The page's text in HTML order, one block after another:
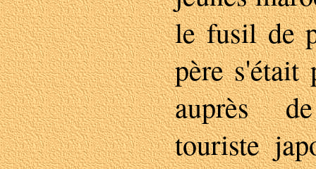
le fusil de
père s'était
auprès
touriste